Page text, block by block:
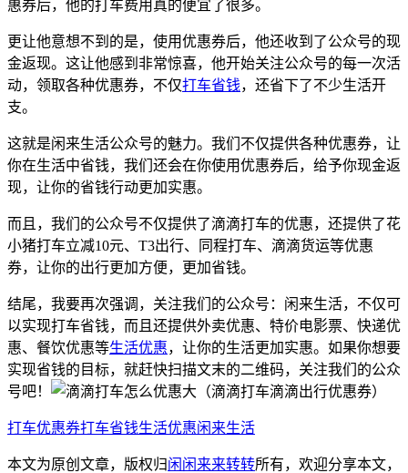
惠券后，他的打车费用真的便宜了很多。
更让他意想不到的是，使用优惠券后，他还收到了公众号的现
金返现。这让他感到非常惊喜，他开始关注公众号的每一次活
动，领取各种优惠券，不仅打车省钱，还省下了不少生活开
支。
这就是闲来生活公众号的魅力。我们不仅提供各种优惠券，让
你在生活中省钱，我们还会在你使用优惠券后，给予你现金返
现，让你的省钱行动更加实惠。
而且，我们的公众号不仅提供了滴滴打车的优惠，还提供了花
小猪打车立减10元、T3出行、同程打车、滴滴货运等优惠
券，让你的出行更加方便，更加省钱。
结尾，我要再次强调，关注我们的公众号：闲来生活，不仅可
以实现打车省钱，而且还提供外卖优惠、特价电影票、快递优
惠、餐饮优惠等生活优惠，让你的生活更加实惠。如果你想要
实现省钱的目标，就赶快扫描文末的二维码，关注我们的公众
号吧！
打车优惠券打车省钱生活优惠闲来生活
本文为原创文章，版权归闲闲来来转转所有，欢迎分享本文，